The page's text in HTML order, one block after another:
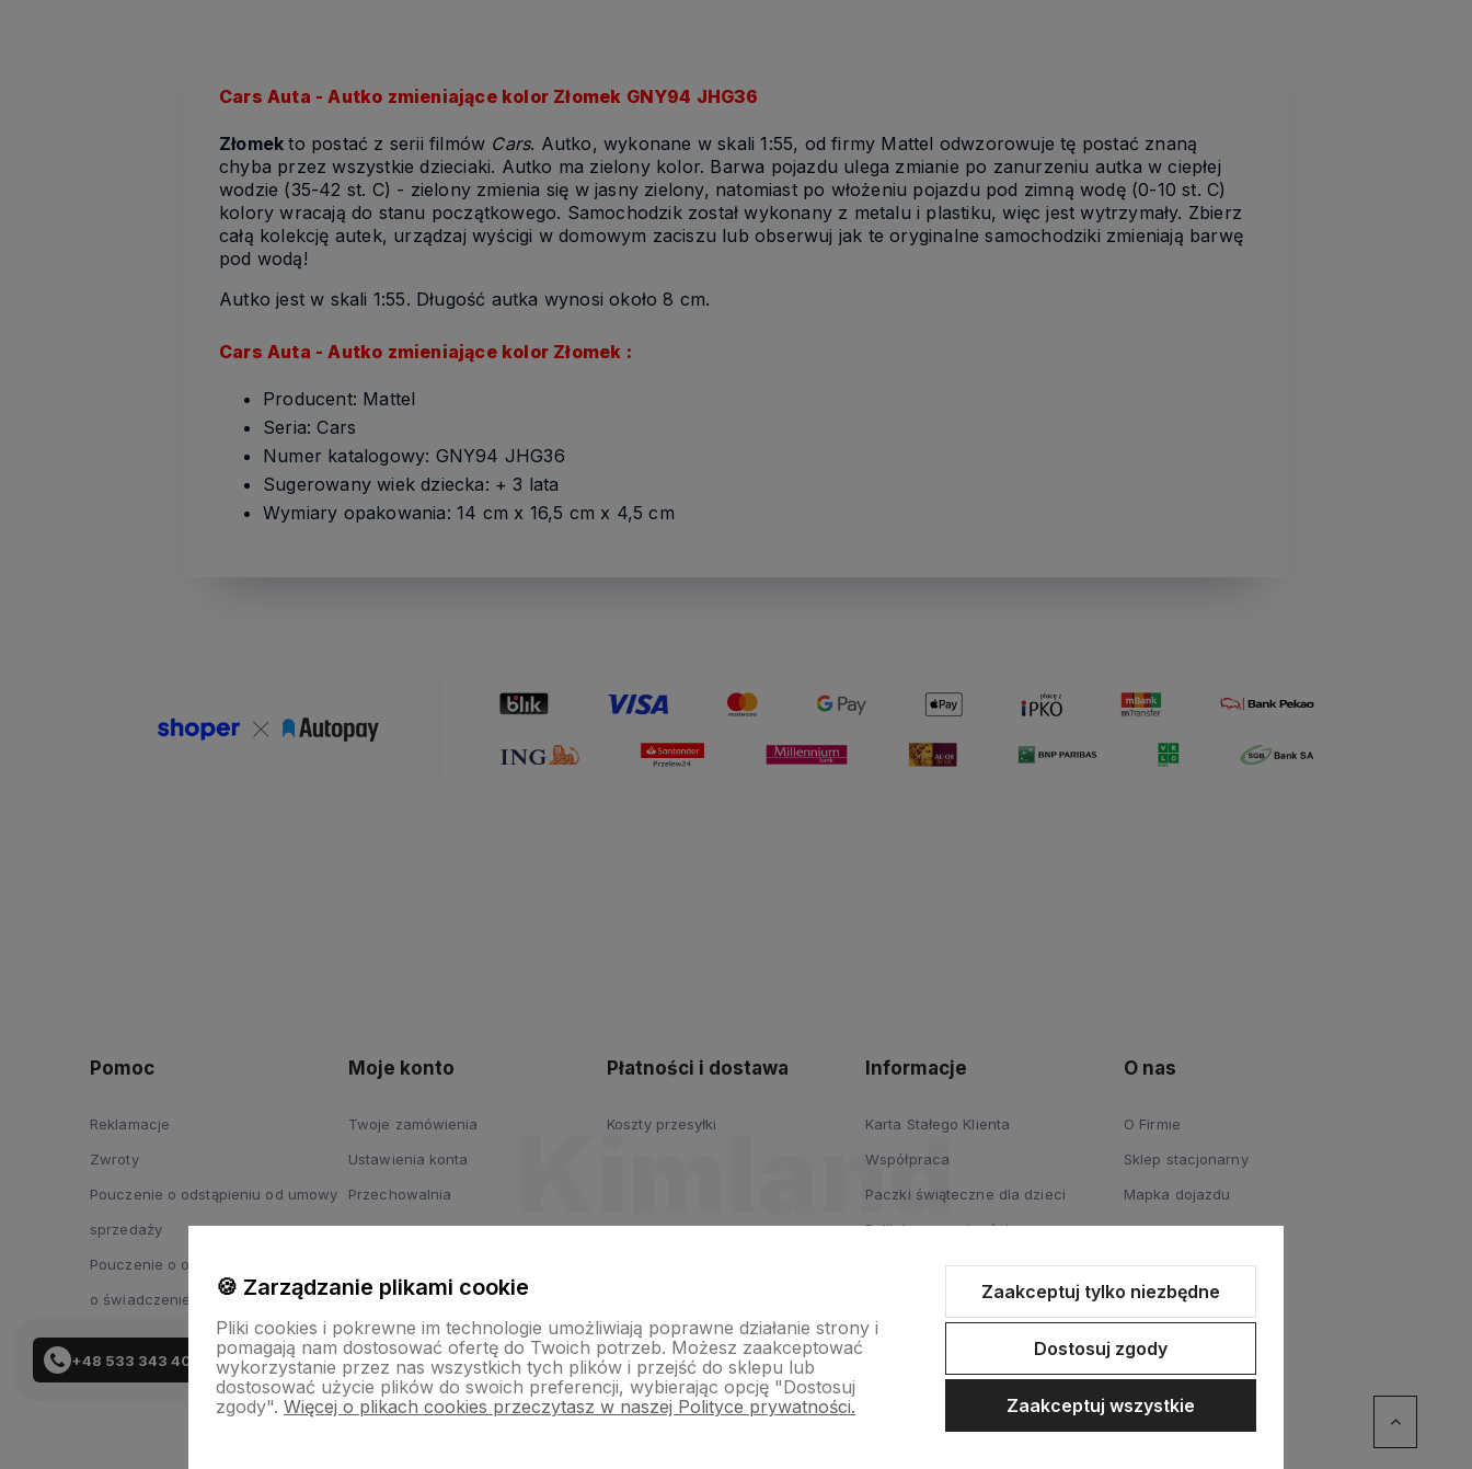
+48 533 343 402
Cars Auta - Autko zmieniające kolor Złomek GNY94 JHG36
Złomekto postać z serii filmów Cars. Autko, wykonane w skali 1:55, od firmy Mattel odwzorowuje tę postać znaną
chyba przez wszystkie dzieciaki. Autko ma zielony kolor. Barwa pojazdu ulega zmianie po zanurzeniu autka w ciepłej
wodzie (35-42 st. C) - zielony zmienia się w jasny zielony, natomiast po włożeniu pojazdu pod zimną wodę (0-10 st. C)
kolory wracają do stanu początkowego. Samochodzik został wykonany z metalu i plastiku, więc jest wytrzymały. Zbierz
całą kolekcję autek, urządzaj wyścigi w domowym zaciszu lub obserwuj jak te oryginalne samochodziki zmieniają barwę
pod wodą!
Autko jest w skali 1:55. Długość autka wynosi około 8 cm.
Cars Auta - Autko zmieniające kolor Złomek :
Producent: Mattel
Seria: Cars
Numer katalogowy: GNY94 JHG36
Sugerowany wiek dziecka: + 3 lata
Wymiary opakowania: 14 cm x 16,5 cm x 4,5 cm
Pomoc
Reklamacje
Zwroty
Pouczenie o odstąpieniu od umowy
sprzedaży
Pouczenie o odstąpieniu od umowy
o świadczenie usług
Moje konto
Twoje zamówienia
Ustawienia konta
Przechowalnia
Płatności i dostawa
Koszty przesyłki
Informacje
Karta Stałego Klienta
Współpraca
Paczki świąteczne dla dzieci
Polityka prywatności
O nas
O Firmie
Sklep stacjonarny
Mapka dojazdu
🍪 Zarządzanie plikami cookie
Pliki cookies i pokrewne im technologie umożliwiają poprawne działanie strony i
pomagają nam dostosować ofertę do Twoich potrzeb. Możesz zaakceptować
wykorzystanie przez nas wszystkich tych plików i przejść do sklepu lub
dostosować użycie plików do swoich preferencji, wybierając opcję "Dostosuj
zgody". Więcej o plikach cookies przeczytasz w naszej Polityce prywatności.
Zaakceptuj tylko niezbędne
Dostosuj zgody
Zaakceptuj wszystkie